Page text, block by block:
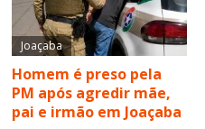
Joaçaba
Homem é preso pela
PM após agredir mãe,
pai e irmão em Joaçaba